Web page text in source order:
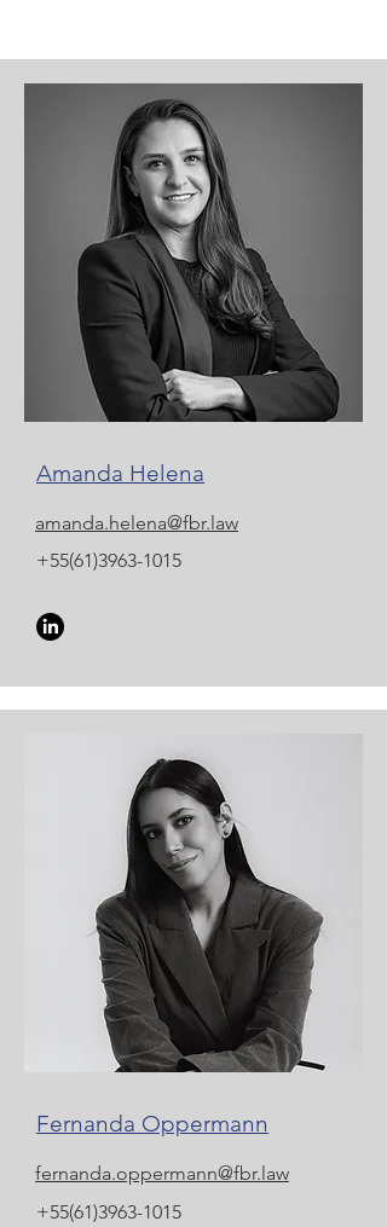
Amanda Helena
amanda.helena@fbr.law
+55(61)3963-1015
Fernanda Oppermann
fernanda.oppermann@fbr.law
+55(61)3963-1015